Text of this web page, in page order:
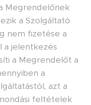
Megrendelőnek
a Szolgáltató
nem fizetése a
a jelentkezés
a Megrendelőt a
a
azt a
feltételek